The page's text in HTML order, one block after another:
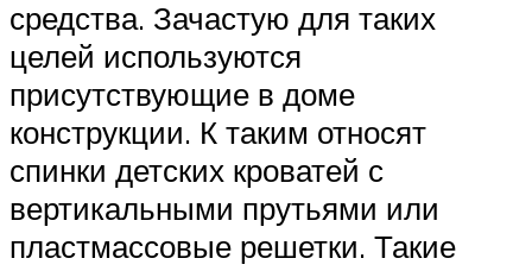
средства. Зачастую для таких
целей используются
присутствующие в доме
конструкции. К таким относят
спинки детских кроватей с
вертикальными прутьями или
пластмассовые решетки. Такие